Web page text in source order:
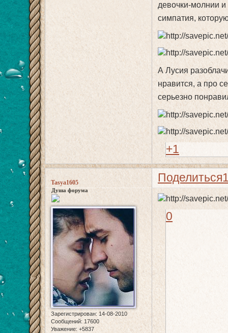
девочки-молнии
симпатия,
А Лусия
нравится, а про
серьезно
+1
Поделиться
Tasya1605
Душа форума
Зарегистрирован: 14-08-2010
Сообщений: 17600
Уважение: +5837
0